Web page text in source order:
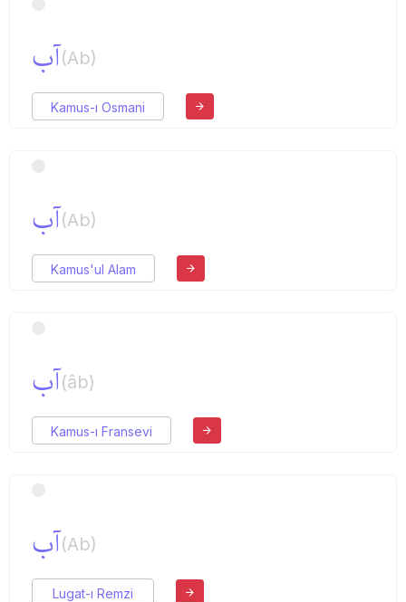
آب(Ab)
Kamus-ı Osmani
آب(Ab)
Kamus'ul Alam
آب(âb)
Kamus-ı Fransevi
آب(Ab)
Lugat-ı Remzi